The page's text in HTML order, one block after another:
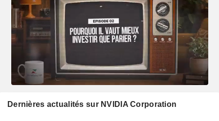
Dernières actualités sur NVIDIA Corporation